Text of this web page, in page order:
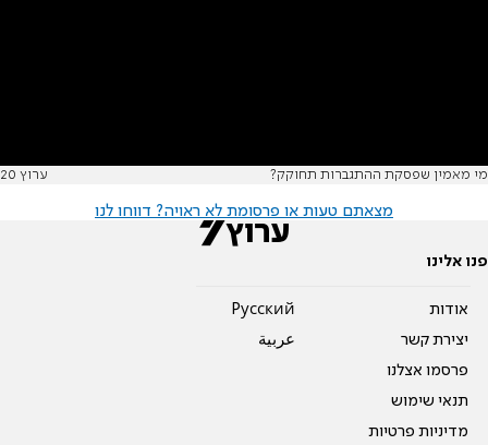
מי מאמין שפסקת ההתגברות תחוקק? ערוץ 20
מצאתם טעות או פרסומת לא ראויה? דווחו לנו
פנו אלינו
אודות
יצירת קשר
פרסמו אצלנו
תנאי שימוש
מדיניות פרטיות
Pусский
عربية